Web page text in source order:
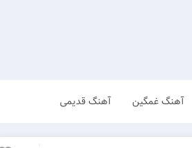
آهنگ غمگین آهنگ قدیمی